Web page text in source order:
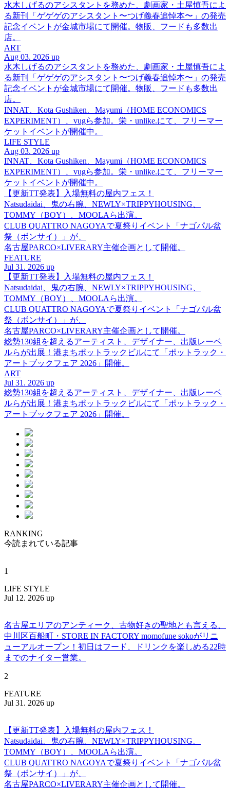
水木しげるのアシスタントを務めた、劇画家・土屋慎吾によ
る新刊「ゲゲゲのアシスタント〜つげ義春追悼本〜」の発売
記念イベントが金城市場にて開催。物販、フードも多数出
店。
ART
Aug 03. 2026 up
水木しげるのアシスタントを務めた、劇画家・土屋慎吾によ
る新刊「ゲゲゲのアシスタント〜つげ義春追悼本〜」の発売
記念イベントが金城市場にて開催。物販、フードも多数出
店。
INNAT、Kota Gushiken、Mayumi（HOME ECONOMICS
EXPERIMENT）、vugら参加。栄・unlike.にて、フリーマー
ケットイベントが開催中。
LIFE STYLE
Aug 03. 2026 up
INNAT、Kota Gushiken、Mayumi（HOME ECONOMICS
EXPERIMENT）、vugら参加。栄・unlike.にて、フリーマー
ケットイベントが開催中。
【更新TT発表】入場無料の屋内フェス！
Natsudaidai、鬼の右腕、NEWLY×TRIPPYHOUSING、
TOMMY（BOY）、MOOLAら出演。
CLUB QUATTRO NAGOYAで夏祭りイベント「ナゴパル盆
祭（ボンサイ）」が、
名古屋PARCO×LIVERARY主催企画として開催。
FEATURE
Jul 31. 2026 up
【更新TT発表】入場無料の屋内フェス！
Natsudaidai、鬼の右腕、NEWLY×TRIPPYHOUSING、
TOMMY（BOY）、MOOLAら出演。
CLUB QUATTRO NAGOYAで夏祭りイベント「ナゴパル盆
祭（ボンサイ）」が、
名古屋PARCO×LIVERARY主催企画として開催。
総勢130組を超えるアーティスト、デザイナー、出版レーベ
ルらが出展！港まちポットラックビルにて「ポットラック・
アートブックフェア 2026」開催。
ART
Jul 31. 2026 up
総勢130組を超えるアーティスト、デザイナー、出版レーベ
ルらが出展！港まちポットラックビルにて「ポットラック・
アートブックフェア 2026」開催。
RANKING
今読まれている記事
1
LIFE STYLE
Jul 12. 2026 up
名古屋エリアのアンティーク、古物好きの聖地とも言える、
中川区百船町・STORE IN FACTORY momofune sokoがリニ
ューアルオープン！初日はフード、ドリンクを楽しめる22時
までのナイター営業。
2
FEATURE
Jul 31. 2026 up
【更新TT発表】入場無料の屋内フェス！
Natsudaidai、鬼の右腕、NEWLY×TRIPPYHOUSING、
TOMMY（BOY）、MOOLAら出演。
CLUB QUATTRO NAGOYAで夏祭りイベント「ナゴパル盆
祭（ボンサイ）」が、
名古屋PARCO×LIVERARY主催企画として開催。